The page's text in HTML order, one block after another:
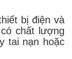
bị điện và
chất lượng
tai nạn hoặc